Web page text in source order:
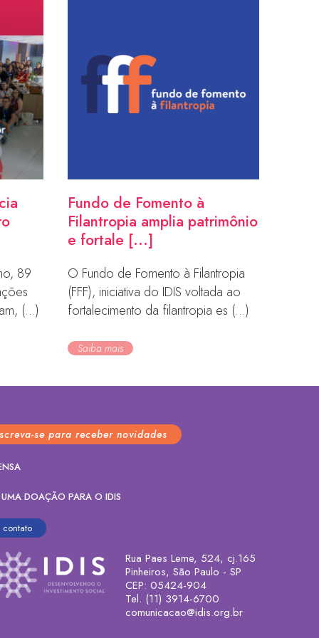
89
(...)
Fundo de Fomento à
Filantropia amplia patrimônio
e fortale [...]
O Fundo de Fomento à Filantropia
(FFF), iniciativa do IDIS voltada ao
fortalecimento da filantropia es (...)
Saiba mais
se para receber novidades
DOAÇÃO PARA O IDIS
contato
Rua Paes Leme, 524, cj.165
Pinheiros, São Paulo - SP
CEP: 05424-904
Tel. (11) 3914-6700
comunicacao@idis.org.br